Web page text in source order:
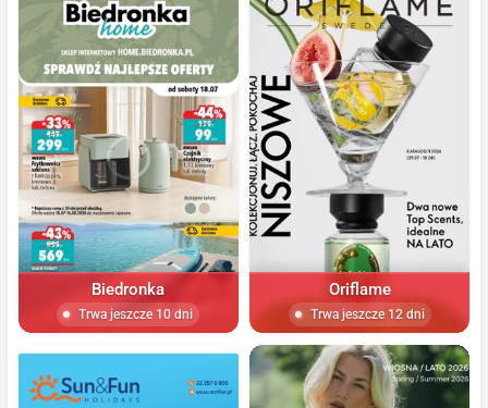
Biedronka
Trwa jeszcze 10 dni
Oriflame
Trwa jeszcze 12 dni